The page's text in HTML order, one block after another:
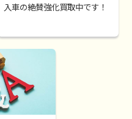
に、スタッフがお伺い
客様のアピールポイン
たします。
入車の絶賛強化買取中です！